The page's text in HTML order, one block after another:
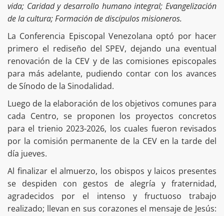
vida; Caridad y desarrollo humano integral; Evangelización
de la cultura; Formación de discípulos misioneros.
La Conferencia Episcopal Venezolana optó por hacer
primero el rediseño del SPEV, dejando una eventual
renovación de la CEV y de las comisiones episcopales
para más adelante, pudiendo contar con los avances
de Sínodo de la Sinodalidad.
Luego de la elaboración de los objetivos comunes para
cada Centro, se proponen los proyectos concretos
para el trienio 2023-2026, los cuales fueron revisados
por la comisión permanente de la CEV en la tarde del
día jueves.
Al finalizar el almuerzo, los obispos y laicos presentes
se despiden con gestos de alegría y fraternidad,
agradecidos por el intenso y fructuoso trabajo
realizado; llevan en sus corazones el mensaje de Jesús: